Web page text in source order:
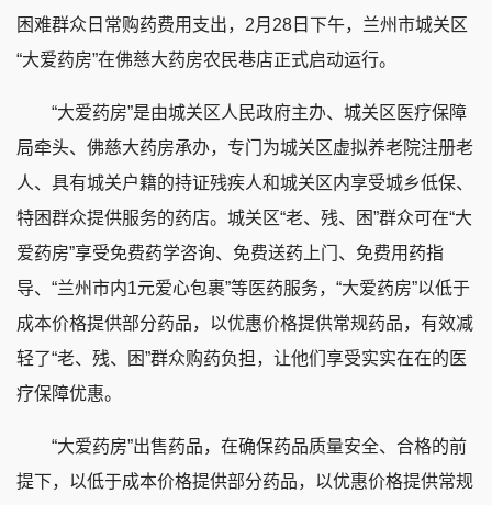
困难群众日常购药费用支出，2月28日下午，兰州市城关区
“大爱药房”在佛慈大药房农民巷店正式启动运行。
“大爱药房”是由城关区人民政府主办、城关区医疗保障
局牵头、佛慈大药房承办，专门为城关区虚拟养老院注册老
人、具有城关户籍的持证残疾人和城关区内享受城乡低保、
特困群众提供服务的药店。城关区“老、残、困”群众可在“大
爱药房”享受免费药学咨询、免费送药上门、免费用药指
导、“兰州市内1元爱心包裹”等医药服务，“大爱药房”以低于
成本价格提供部分药品，以优惠价格提供常规药品，有效减
轻了“老、残、困”群众购药负担，让他们享受实实在在的医
疗保障优惠。
“大爱药房”出售药品，在确保药品质量安全、合格的前
提下，以低于成本价格提供部分药品，以优惠价格提供常规